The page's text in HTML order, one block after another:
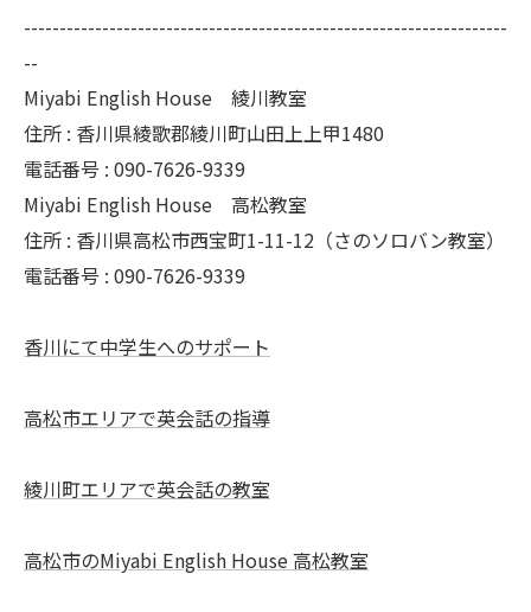
--------------------------------------------------------------------
--
Miyabi English House 綾川教室
住所 : 香川県綾歌郡綾川町山田上上甲1480
電話番号 : 090-7626-9339
Miyabi English House 高松教室
住所 : 香川県高松市西宝町1-11-12（さのソロバン教室）
電話番号 : 090-7626-9339
香川にて中学生へのサポート
高松市エリアで英会話の指導
綾川町エリアで英会話の教室
高松市のMiyabi English House 高松教室